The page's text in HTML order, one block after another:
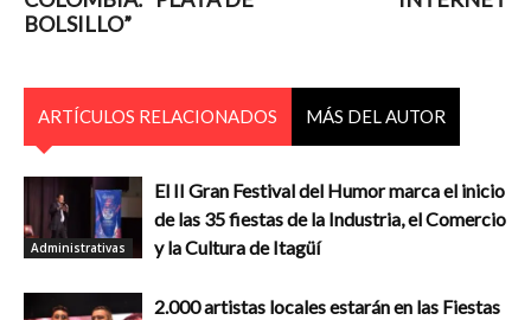
BOLSILLO”
ARTÍCULOS RELACIONADOS MÁS DEL AUTOR
Administrativas
El II Gran Festival del Humor marca el inicio
de las 35 fiestas de la Industria, el Comercio
y la Cultura de Itagüí
2.000 artistas locales estarán en las Fiestas